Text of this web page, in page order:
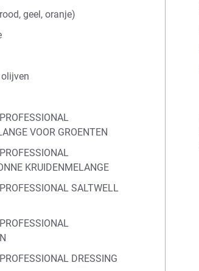
geel, oranje)
VOOR GROENTEN
KRUIDENMELANGE
SALTWELL
DRESSING